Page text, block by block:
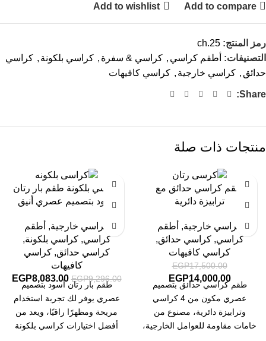
Add to compare
Add to wishlist
رمز المنتج: ch.25
التصنيفات: أطقم كراسي , كراسي & سفرة , كراسي بلكونة , كراسي
حدائق , كراسي خارجية , كراسي كافيهات
Share:
منتجات ذات صلة
-20%
طقم كراسي حدائق مع
ترابيزة دائرية
كراسي خارجية, أطقم
كراسي,كراسي حدائق,
كراسي كافيهات
EGP17,500.00
EGP14,000.00
طقم كراسي حدائق بتصميم
عصري مكون من 4 كراسي
وترابيزة دائرية، مصنوع من
خامات مقاومة للعوامل الخارجية،
-13%كراسي بلكونة طقم بار رتان
أسود بتصميم عصري أنيق
كراسي خارجية, أطقم
كراسي,كراسي بلكونة,
كراسي حدائق,كراسي
كافيهات
EGP9,296.00
EGP8,083.00
طقم بار رتان أسود بتصميم
عصري يوفر لك تجربة استخدام
مريحة ومظهرًا راقيًا، ويعد من
أفضل اختيارات كراسي بلكونة